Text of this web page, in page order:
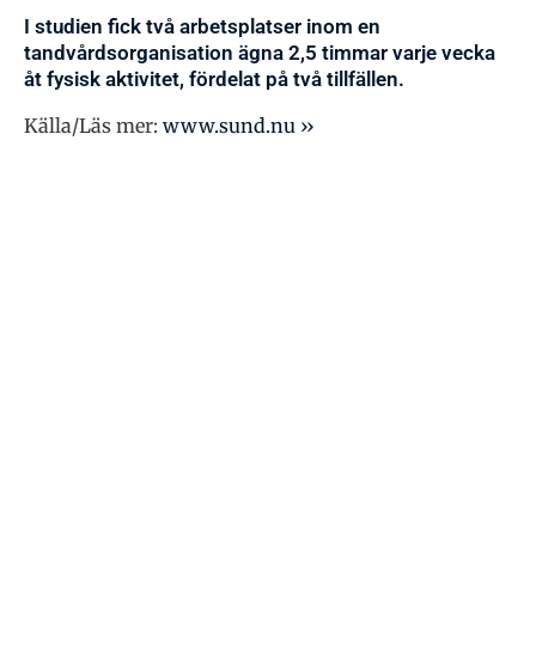
I studien fick två arbetsplatser inom en
tandvårdsorganisation ägna 2,5 timmar varje vecka
åt fysisk aktivitet, fördelat på två tillfällen.
Källa/Läs mer: www.sund.nu ››